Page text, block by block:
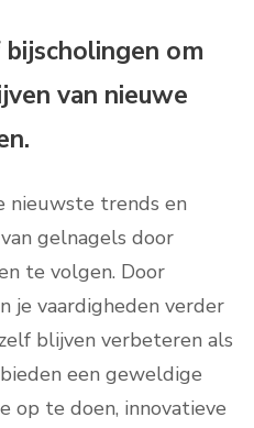
om
van nieuwe
nieuwste trends en
gelnagels door
te volgen. Door
je vaardigheden verder
blijven verbeteren als
een geweldige
op te doen, innovatieve